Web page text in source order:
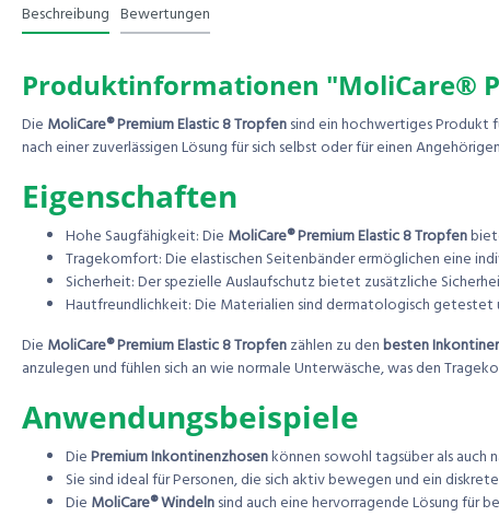
Beschreibung Bewertungen
Produktinformationen "MoliCare®
Die MoliCare® Premium Elastic 8 Tropfensind ein hochwertiges Produkt
nach einer zuverlässigen Lösung für sich selbst oder für einen
Eigenschaften
Hohe Saugfähigkeit: Die MoliCare® Premium Elastic 8 Tropfen
Tragekomfort: Die elastischen Seitenbänder ermöglichen eine
Sicherheit: Der spezielle Auslaufschutz bietet zusätzliche
Hautfreundlichkeit: Die Materialien sind dermatologisch getestet
Die MoliCare® Premium Elastic 8 Tropfenzählen zu denbesten
anzulegen und fühlen sich an wie normale Unterwäsche, was den
Anwendungsbeispiele
DiePremium Inkontinenzhosenkönnen sowohl tagsüber als auch
Sie sind ideal für Personen, die sich aktiv bewegen und ein
Die MoliCare® Windelnsind auch eine hervorragende Lösung für